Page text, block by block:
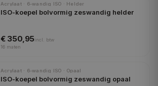
Acrylaat · 6-wandig ISO · Helder
ISO-koepel bolvormig zeswandig helder
€ 350,95incl.
btw
16 maten
Acrylaat · 6-wandig ISO · Opaal
ISO-koepel bolvormig zeswandig opaal